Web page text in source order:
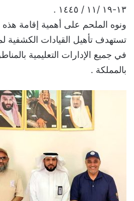
١٣-١٩ /١١ / ١٤٤٥ .
ونوه الملحم على أهمية إقامة هذه
تستهدف تأهيل القيادات الكشفية
في جميع الإدارات التعليمية
بالمملكة .